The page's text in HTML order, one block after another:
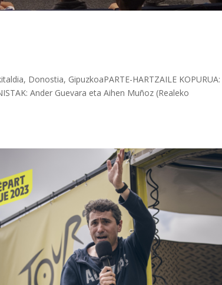
Donostia, GipuzkoaPARTE-HARTZAILE KOPURUA:
Ander Guevara eta Aihen Muñoz (Realeko